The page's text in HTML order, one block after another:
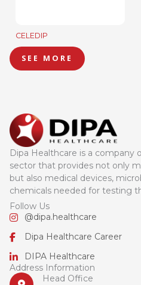
CELEDIP
SEE MORE
Dipa Healthcare is a company
sector that provides not only
but also medical devices,
chemicals needed for testing
Follow Us
@dipa.healthcare
Dipa Healthcare Career
DIPA Healthcare
Address Information
Head Office